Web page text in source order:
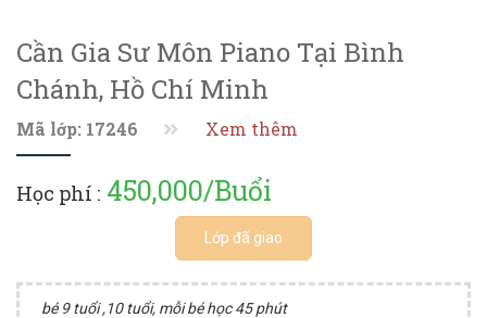
Cần Gia Sư Môn Piano Tại Bình
Chánh, Hồ Chí Minh
Mã lớp: 17246 Xem thêm
Học phí : 450,000/Buổi
Lớp đã giao
bé 9 tuổi ,10 tuổi, mỗi bé học 45 phút